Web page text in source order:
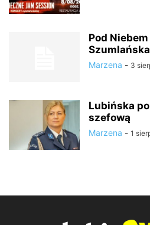
Pod
Marzena - 3
Lubińska
szefową
Marzena - 1